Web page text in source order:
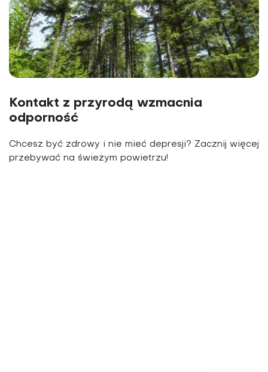
Kontakt z przyrodą wzmacnia
odporność
Chcesz być zdrowy i nie mieć depresji? Zacznij więcej
przebywać na świeżym powietrzu!